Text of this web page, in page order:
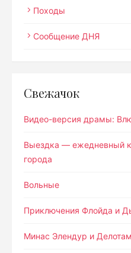
Походы
Сообщение ДНЯ
Свежачок
Видео-версия драмы:
Выездка — ежедневный
города
Вольные
Приключения Флойда и
Минас Элендур и Делотам